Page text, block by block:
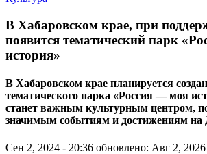
В Хабаровском крае, при
появится тематический парк
история»
В Хабаровском крае планируется
тематического парка «Россия — моя
станет важным культурным центром,
значимым событиям и достижениям на
Сен 2, 2024 - 20:36 обновлено: Авг 2,